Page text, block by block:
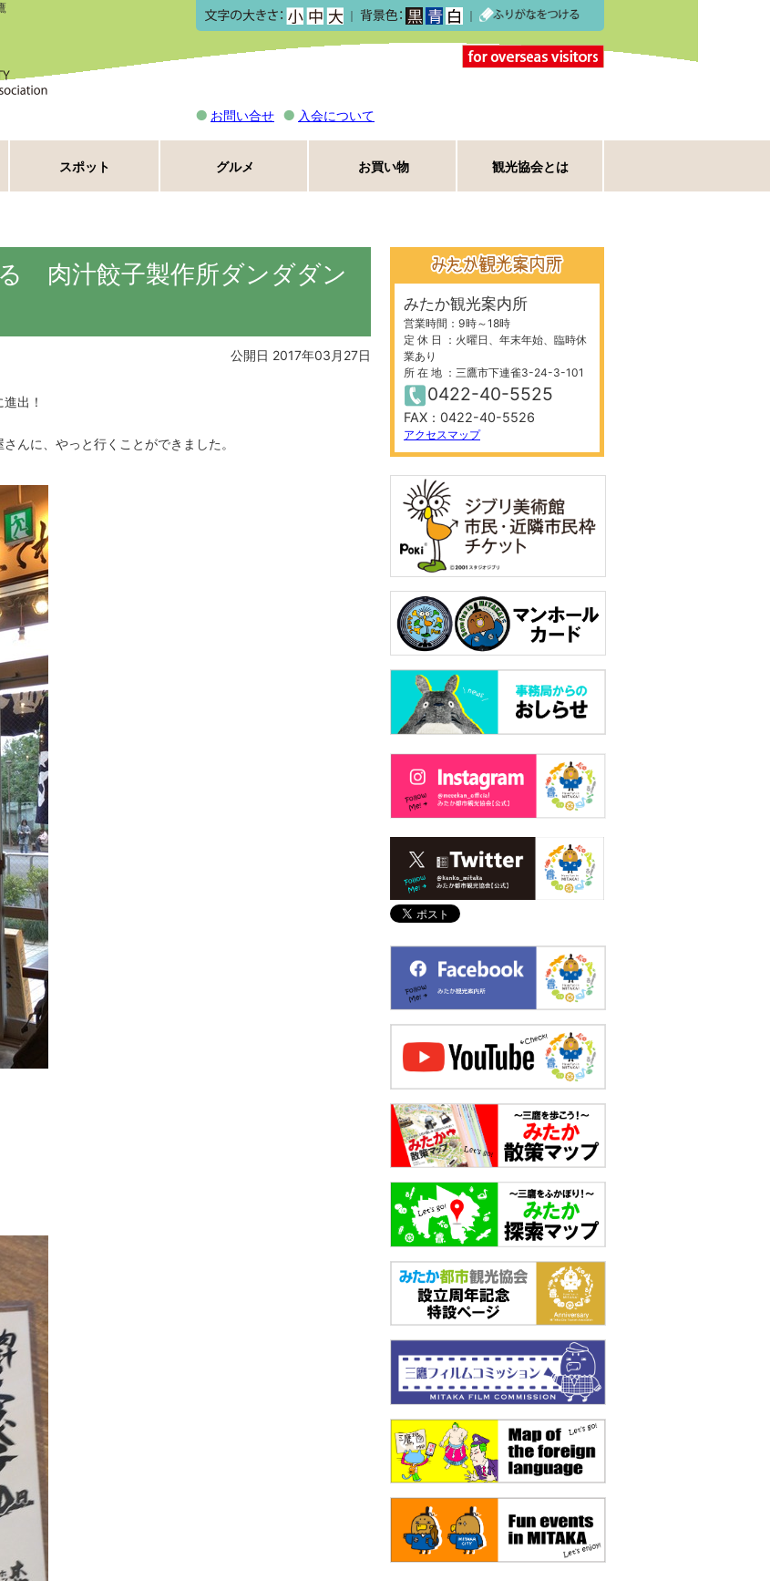
｜ ｜
お問い合せ 入会について
スポット グルメ お買い物 観光協会とは
肉汁餃子製作所ダンダダン
公開日 2017年03月27日
出！
んに、やっと行くことができました。
みたか観光案内所
営業時間：9時～18時
定 休 日 ：火曜日、年末年始、臨時休
業あり
所 在 地 ：三鷹市下連雀3-24-3-101
0422-40-5525
FAX：0422-40-5526
アクセスマップ